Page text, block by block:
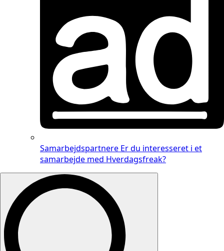
Samarbejdspartnere Er du interesseret i et
samarbejde med Hverdagsfreak?